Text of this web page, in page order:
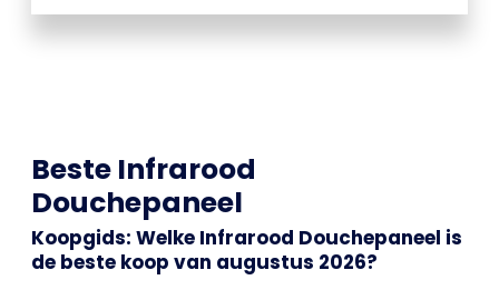
Beste Infrarood
Douchepaneel
Koopgids: Welke Infrarood Douchepaneel is
de beste koop van augustus 2026?